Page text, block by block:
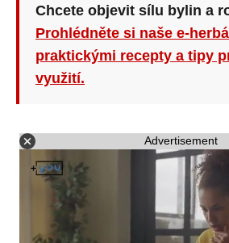
Chcete objevit sílu bylin a
Prohlédněte si naše e-
praktickými recepty a tipy
využití.
Advertisement